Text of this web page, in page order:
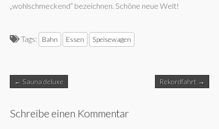
„wohlschmeckend“ bezeichnen. Schöne neue Welt!
Tags: Bahn Essen Speisewagen
Post
navigation
← Sauna deluxe Rekordfahrt →
Schreibe einen Kommentar